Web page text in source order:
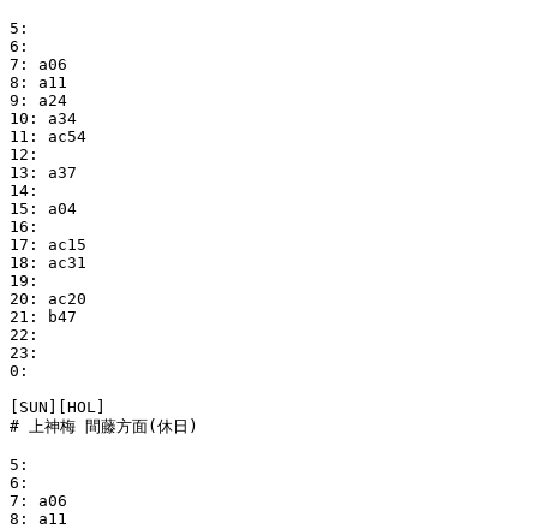
5:
6:
7: a06
8: a11
9: a24
10: a34
11: ac54
12:
13: a37
14:
15: a04
16:
17: ac15
18: ac31
19:
20: ac20
21: b47
22:
23:
0:
[SUN][HOL]
# 上神梅 間藤方面(休日)
5:
6:
7: a06
8: a11